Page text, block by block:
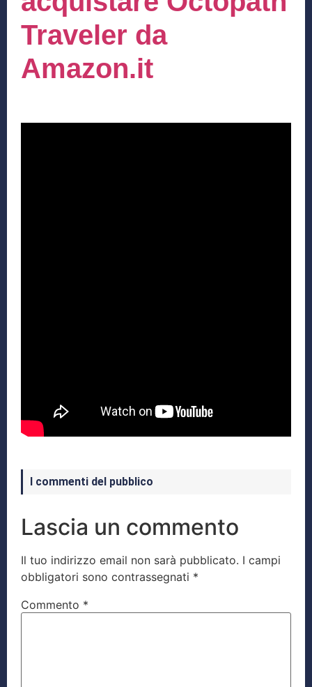
Traveler da
Amazon.it
I commenti del pubblico
Lascia un commento
Il tuo indirizzo email non sarà pubblicato. I campi
obbligatori sono contrassegnati *
Commento *